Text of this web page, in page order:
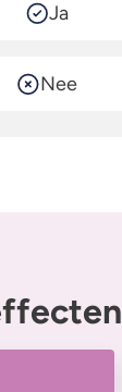
Ja
Nee